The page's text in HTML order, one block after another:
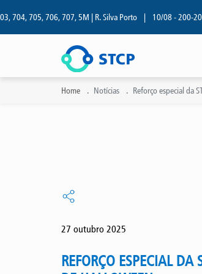
705, 706, 707, 5M | R. Silva Porto | 10/08 - 200-
Home
Notícias Reforço especial da
27 outubro 2025
REFORÇO ESPECIAL